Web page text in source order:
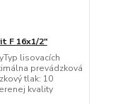
F 16x1/2"
lisovacích
prevádzková
tlak: 10
kvality